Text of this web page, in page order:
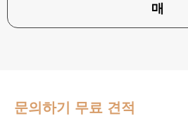
매
문의하기 무료 견적